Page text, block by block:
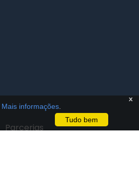
x
Mais informações
Tudo bem
Parcerias